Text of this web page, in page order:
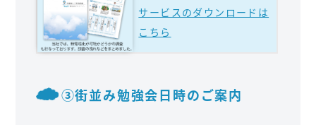
サービスのダウンロードは
こちら
③街並み勉強会日時のご案内